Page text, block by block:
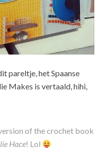
pareltje, het Spaanse
Makes is vertaald, hihi,
of the crochet book
Hace! Lol